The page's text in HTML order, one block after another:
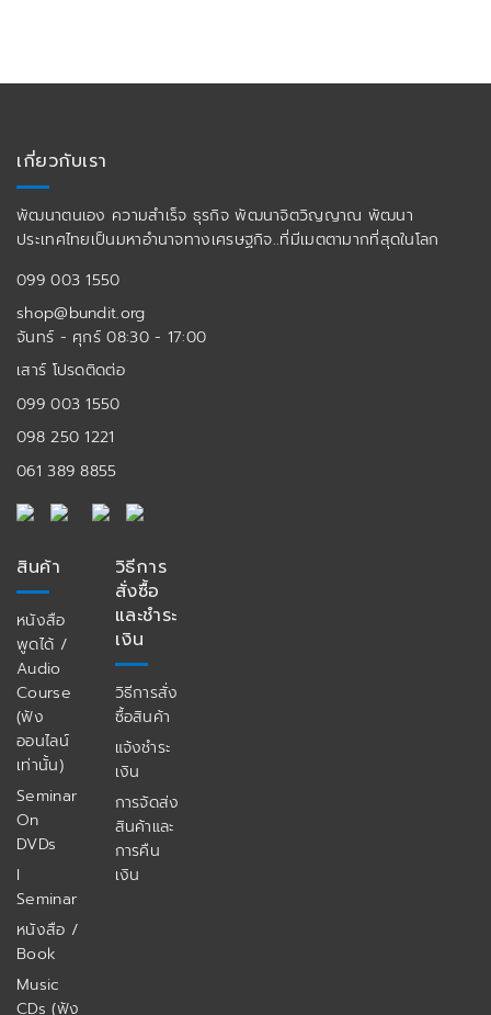
เกี่ยวกับเรา
พัฒนาตนเอง ความสำเร็จ ธุรกิจ พัฒนาจิตวิญญาณ พัฒนา
ประเทศไทยเป็นมหาอำนาจทางเศรษฐกิจ..ที่มีเมตตามากที่สุดในโลก
099 003 1550
shop@bundit.org
จันทร์ - ศุกร์ 08:30 - 17:00
เสาร์ โปรดติดต่อ
099 003 1550
098 250 1221
061 389 8855
สินค้า
หนังสือ
พูดได้ /
Audio
Course
(ฟัง
ออนไลน์
เท่านั้น)
Seminar
On
DVDs
I
Seminar
หนังสือ /
Book
Music
CDs (ฟัง
วิธีการ
สั่งซื้อ
และชำระ
เงิน
วิธีการสั่ง
ซื้อสินค้า
แจ้งชำระ
เงิน
การจัดส่ง
สินค้าและ
การคืน
เงิน